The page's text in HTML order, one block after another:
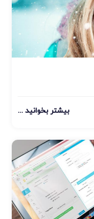
بیشتر بخوانید ...